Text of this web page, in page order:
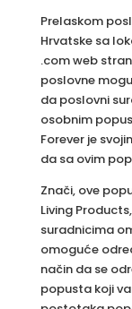
Prelaskom
Hrvatske sa
.com web
poslovne
da poslovni
osobnim
Forever je
da sa ovim
Znači, ove
Living
suradnicima
omoguće
način da se
popusta koji